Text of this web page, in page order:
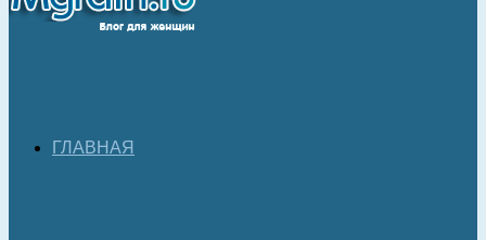
ГЛАВНАЯ